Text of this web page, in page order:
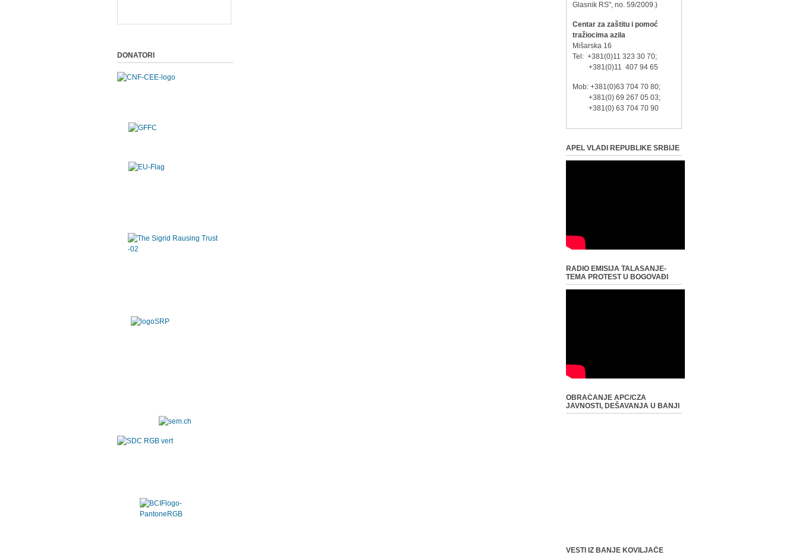
DONATORI
Glasnik RS", no. 59/2009.)
Centar za zaštitu i pomoć
tražiocima azila
Mišarska 16
Tel: +381(0)11 323 30 70;
+381(0)11 407 94 65
Mob: +381(0)63 704 70 80;
+381(0) 69 267 05 03;
+381(0) 63 704 70 90
APEL VLADI REPUBLIKE SRBIJE
RADIO EMISIJA TALASANJE-
TEMA PROTEST U BOGOVAĐI
OBRAĆANJE APC/CZA
JAVNOSTI, DEŠAVANJA U BANJI
VESTI IZ BANJE KOVILJAČE